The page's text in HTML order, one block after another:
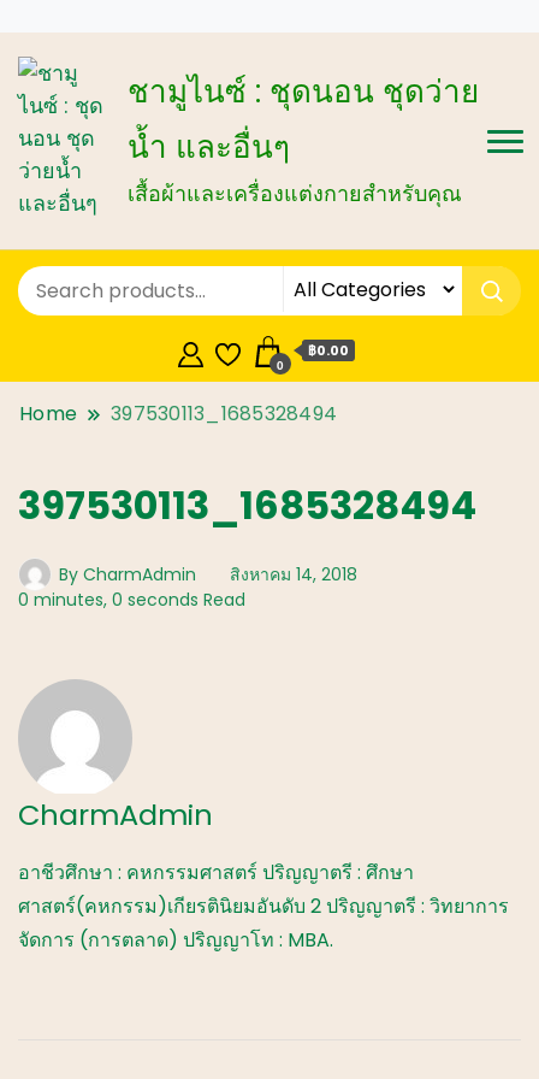
ชามูไนซ์ : ชุดนอน ชุดว่าย
น้ำ และอื่นๆ
เสื้อผ้าและเครื่องแต่งกายสำหรับคุณ
0
฿0.00
Home 397530113_1685328494
397530113_1685328494
By CharmAdmin
สิงหาคม 14, 2018
0 minutes, 0 seconds Read
CharmAdmin
อาชีวศึกษา : คหกรรมศาสตร์ ปริญญาตรี : ศึกษา
ศาสตร์(คหกรรม)เกียรตินิยมอันดับ 2 ปริญญาตรี : วิทยาการ
จัดการ (การตลาด) ปริญญาโท : MBA.